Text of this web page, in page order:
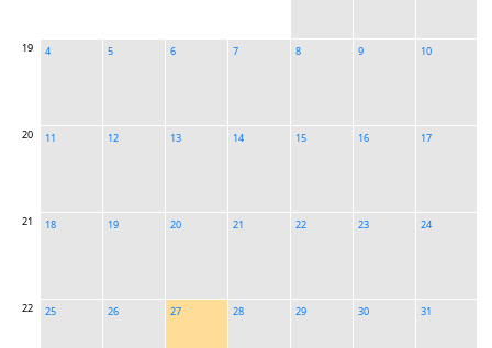
19 4 5 6 7 8 9 10
20 11 12 13 14 15 16 17
21 18 19 20 21 22 23 24
22 25 26 27 28 29 30 31